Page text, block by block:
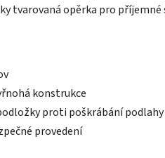
tvarovaná opěrka pro příjemné
konstrukce
proti poškrábání podlahy
provedení